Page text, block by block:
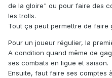
de la gloire" ou pour faire des
les trolls.
Tout ça peut permettre de faire
Pour un joueur régulier, la
A condition quand même de
ses combats en ligue et saison.
Ensuite, faut faire ses comptes